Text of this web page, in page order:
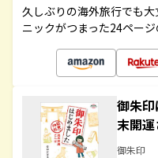
久しぶりの海外旅行でも
ニックがつまった24ペー
御朱
末開
御朱印